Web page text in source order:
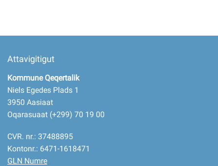
Attavigitigut
Kommune Qeqertalik
Niels Egedes Plads 1
3950 Aasiaat
Oqarasuaat (+299) 70 19 00
CVR. nr.: 37488895
Kontonr.: 6471-1618471
GLN Numre